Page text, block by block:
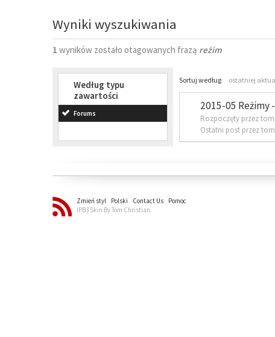
Wyniki wyszukiwania
1 wyników zostało otagowanych frazą reżim
Według typu
zawartości
Forums
Sortuj według ostatniej
2015-05 Reżimy
Rozpoczęty przez
Ostatni post przez
Zmień styl Polski Contact Us
Pomoc
IPB3 Skin By Tom Christian.